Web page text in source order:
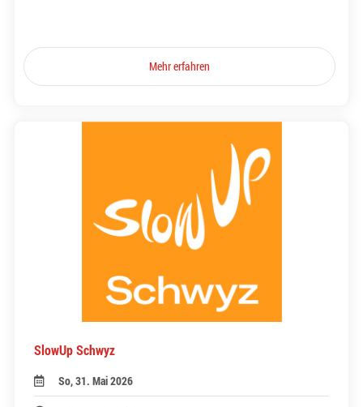
Mehr erfahren
SlowUp Schwyz
So, 31. Mai 2026